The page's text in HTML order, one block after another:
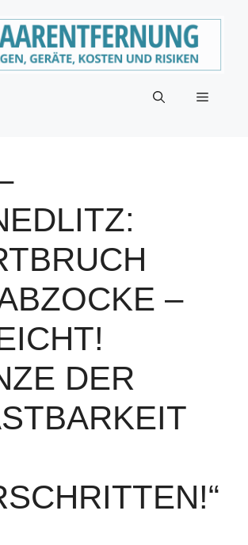
Menü
–
DER